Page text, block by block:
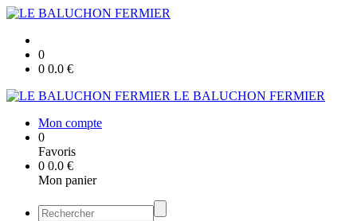
0
0 0.0 €
LE BALUCHON FERMIER
Mon compte
0
Favoris
0 0.0 €
Mon panier